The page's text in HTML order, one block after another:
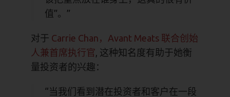
值”。”
对于 Carrie Chan，Avant Meats 联合创始
人兼首席执行官, 这种知名度有助于她衡
量投资者的兴趣：
“当我们看到潜在投资者和客户在一段